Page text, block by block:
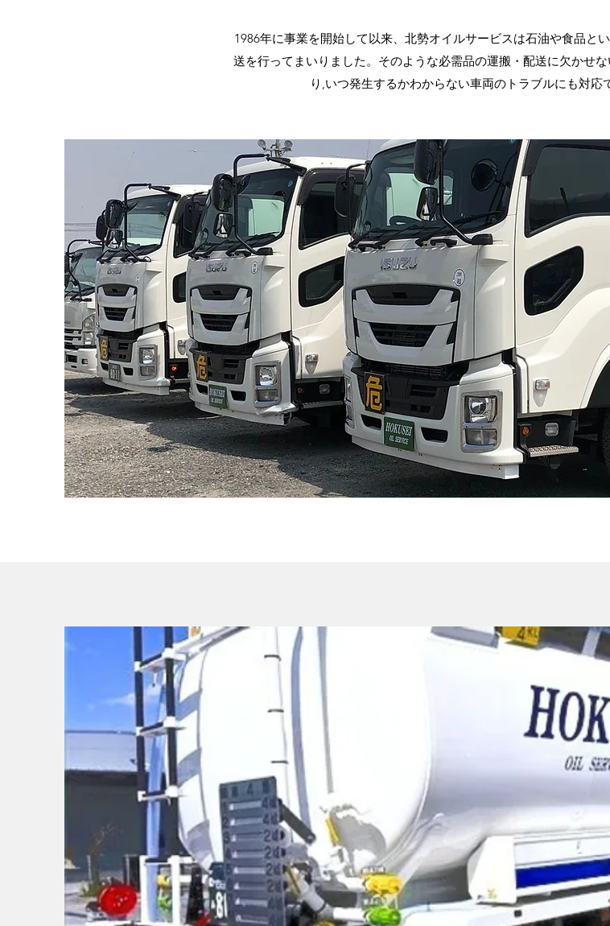
1986年に事業を開始して以来、北勢オイルサービスは石油や食品と
送を行ってまいりました。そのような必需品の運搬・配送に欠かせ
り,いつ発生するかわからない車両のトラブルにも対応